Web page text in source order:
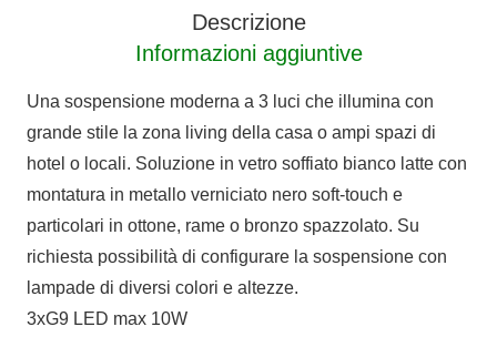
Descrizione
Informazioni aggiuntive
Una sospensione moderna a 3 luci che illumina con
grande stile la zona living della casa o ampi spazi di
hotel o locali. Soluzione in vetro soffiato bianco latte con
montatura in metallo verniciato nero soft-touch e
particolari in ottone, rame o bronzo spazzolato. Su
richiesta possibilità di configurare la sospensione con
lampade di diversi colori e altezze.
3xG9 LED max 10W